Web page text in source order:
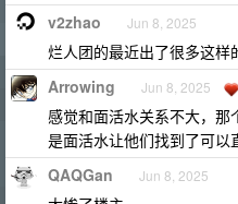
v2zhao Jun 8, 2025
烂人团的最近出了很多这样
Arrowing Jun 8, 2025
感觉和面活水关系不大，那
是面活水让他们找到了可以
QAQGan Jun 8, 2025